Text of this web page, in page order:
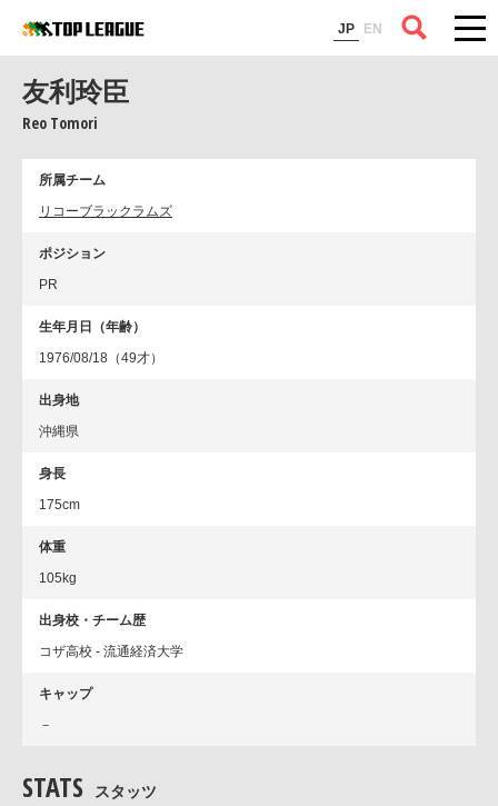
JP EN
コラム
友利玲臣
Reo Tomori
所属チーム
リコーブラックラムズ
ポジション
PR
生年月日（年齢）
1976/08/18（49才）
出身地
沖縄県
身長
175cm
体重
105kg
出身校・チーム歴
コザ高校 - 流通経済大学
キャップ
－
STATS スタッツ